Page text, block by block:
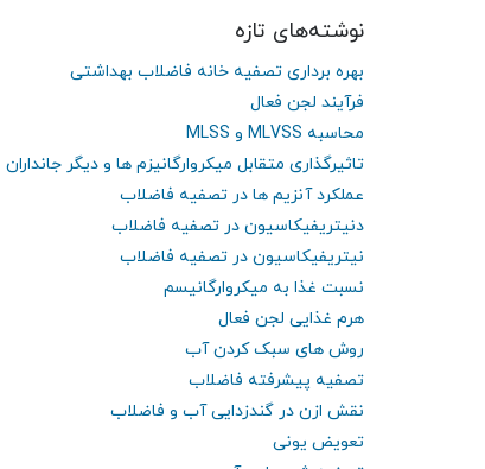
نوشته‌های تازه
بهره برداری تصفیه خانه فاضلاب بهداشتی
فرآیند لجن فعال
محاسبه MLVSS و MLSS
تاثیرگذاری متقابل میکروارگانیزم ها و دیگر جانداران
عملکرد آنزیم ها در تصفیه فاضلاب
دنیتریفیکاسیون در تصفیه فاضلاب
نیتریفیکاسیون در تصفیه فاضلاب
نسبت غذا به میکروارگانیسم
هرم غذایی لجن فعال
روش های سبک کردن آب
تصفیه پیشرفته فاضلاب
نقش ازن در گندزدایی آب و فاضلاب
تعویض یونی